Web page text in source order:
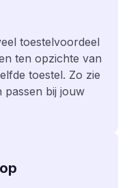
toestelvoordeel
ten opzichte van
toestel. Zo zie
passen bij jouw